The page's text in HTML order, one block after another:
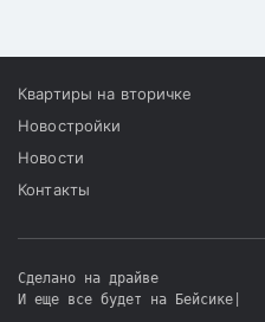
Квартиры на вторичке
Новостройки
Новости
Контакты
Сделано на драйве
И еще все будет на Бейсике